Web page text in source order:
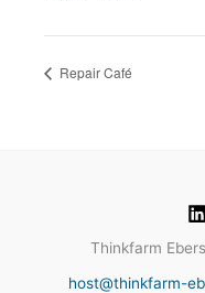
Repair Café
Thinkfarm
host@thinkfarm-